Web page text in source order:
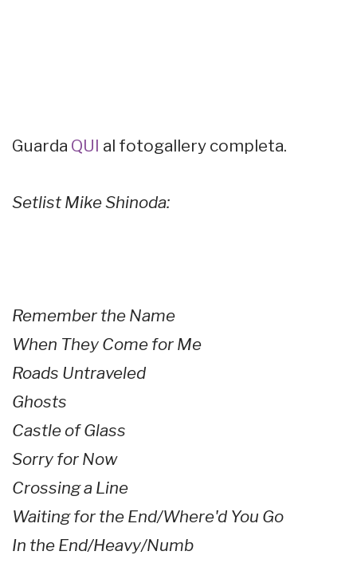
Guarda QUI al fotogallery completa.
Setlist Mike Shinoda:
Remember the Name
When They Come for Me
Roads Untraveled
Ghosts
Castle of Glass
Sorry for Now
Crossing a Line
Waiting for the End/Where'd You Go
In the End/Heavy/Numb